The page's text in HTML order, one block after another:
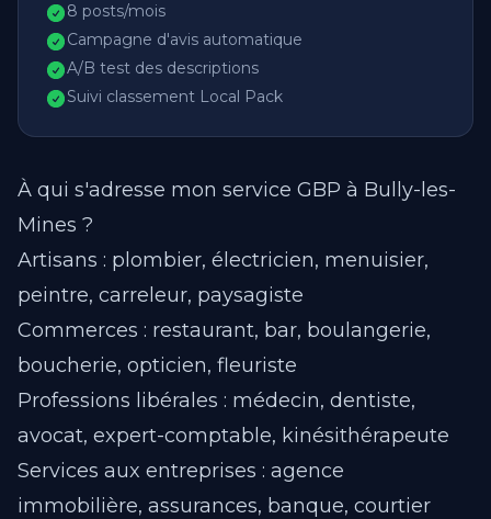
8 posts/mois
Campagne d'avis automatique
A/B test des descriptions
Suivi classement Local Pack
À qui s'adresse mon service GBP à Bully-les-
Mines ?
Artisans : plombier, électricien, menuisier,
peintre, carreleur, paysagiste
Commerces : restaurant, bar, boulangerie,
boucherie, opticien, fleuriste
Professions libérales : médecin, dentiste,
avocat, expert-comptable, kinésithérapeute
Services aux entreprises : agence
immobilière, assurances, banque, courtier